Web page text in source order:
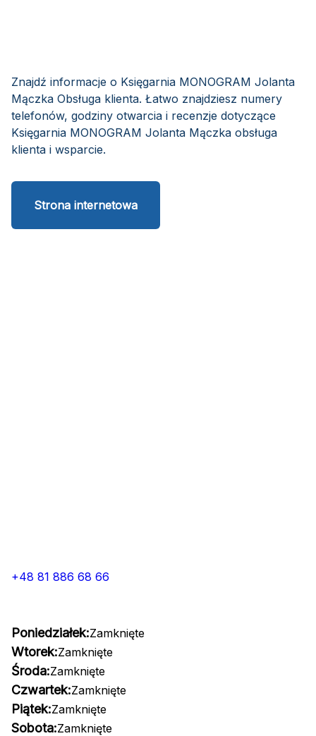
Znajdź informacje o Księgarnia MONOGRAM Jolanta
Mączka Obsługa klienta. Łatwo znajdziesz numery
telefonów, godziny otwarcia i recenzje dotyczące
Księgarnia MONOGRAM Jolanta Mączka obsługa
klienta i wsparcie.
Strona internetowa
+48 81 886 68 66
Poniedziałek:Zamknięte
Wtorek:Zamknięte
Środa:Zamknięte
Czwartek:Zamknięte
Piątek:Zamknięte
Sobota:Zamknięte